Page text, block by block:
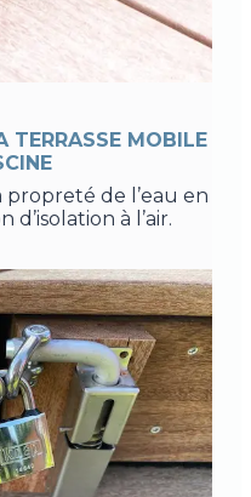
TERRASSE MOBILE
de l’eau en
à l’air.